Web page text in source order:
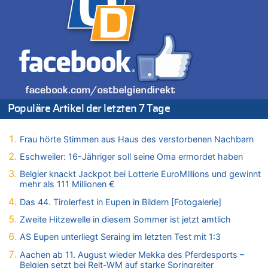
Leipzig, Mechernich und die Frage: Wer steckt hinter den
Drohnen mit Strengstoff? War es Russland?
09.08.2026 - 09:11 von Werner Radermacher zu
Politischer Eklat bei der Gedenkfeier in Marcinelle – Meloni:
„Schwerwiegende und beschämende Geste“
09.08.2026 - 08:40 von Guido Scholzen zu
Leipzig, Mechernich und die Frage: Wer steckt hinter den
Drohnen mit Strengstoff? War es Russland?
09.08.2026 - 08:21 von Zuhörer zu
Belgien setzt bei Reit-WM auf starke Springreiter
09.08.2026 - 07:40 von SoSo zu
Aachen ab 11. August wieder Mekka des Pferdesports –
Belgien setzt bei Reit-WM auf starke Springreiter
09.08.2026 - 07:00 von Zuhörer zu
Leipzig, Mechernich und die Frage: Wer steckt hinter den
Drohnen mit Strengstoff? War es Russland?
Populäre Artikel der letzten 7 Tage
Frau hörte Stimmen aus Haus des verstorbenen Nachbarn
Eschweiler: 16-Jähriger soll seine Oma ermordet haben
Belgier knackt Jackpot bei Lotterie EuroMillions und gewinnt
mehr als 111 Millionen €
Das 44. Tirolerfest in Eupen in Bildern [Fotogalerie]
Zweite Hitzewelle in diesem Sommer ist jetzt amtlich
AS Eupen unterliegt Seraing im letzten Test mit 1:3
Aachen ab 11. August wieder Mekka des Pferdesports –
Belgien setzt bei Reit-WM auf starke Springreiter